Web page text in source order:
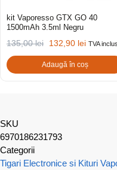
kit Vaporesso GTX GO 40
1500mAh 3.5ml Negru
135,00lei 132,90 lei TVA inclus
Adaugă în coș
SKU
6970186231793
Categorii
Tigari Electronice si Kituri